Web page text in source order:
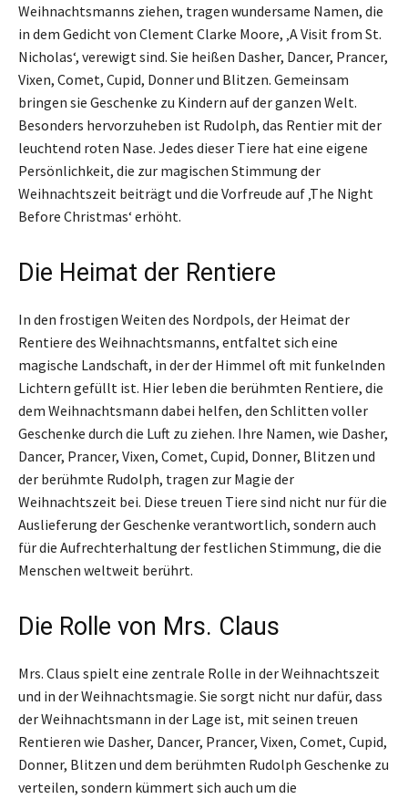
Weihnachtsmanns ziehen, tragen wundersame Namen, die
in dem Gedicht von Clement Clarke Moore, ‚A Visit from St.
Nicholas‘, verewigt sind. Sie heißen Dasher, Dancer, Prancer,
Vixen, Comet, Cupid, Donner und Blitzen. Gemeinsam
bringen sie Geschenke zu Kindern auf der ganzen Welt.
Besonders hervorzuheben ist Rudolph, das Rentier mit der
leuchtend roten Nase. Jedes dieser Tiere hat eine eigene
Persönlichkeit, die zur magischen Stimmung der
Weihnachtszeit beiträgt und die Vorfreude auf ‚The Night
Before Christmas‘ erhöht.
Die Heimat der Rentiere
In den frostigen Weiten des Nordpols, der Heimat der
Rentiere des Weihnachtsmanns, entfaltet sich eine
magische Landschaft, in der der Himmel oft mit funkelnden
Lichtern gefüllt ist. Hier leben die berühmten Rentiere, die
dem Weihnachtsmann dabei helfen, den Schlitten voller
Geschenke durch die Luft zu ziehen. Ihre Namen, wie Dasher,
Dancer, Prancer, Vixen, Comet, Cupid, Donner, Blitzen und
der berühmte Rudolph, tragen zur Magie der
Weihnachtszeit bei. Diese treuen Tiere sind nicht nur für die
Auslieferung der Geschenke verantwortlich, sondern auch
für die Aufrechterhaltung der festlichen Stimmung, die die
Menschen weltweit berührt.
Die Rolle von Mrs. Claus
Mrs. Claus spielt eine zentrale Rolle in der Weihnachtszeit
und in der Weihnachtsmagie. Sie sorgt nicht nur dafür, dass
der Weihnachtsmann in der Lage ist, mit seinen treuen
Rentieren wie Dasher, Dancer, Prancer, Vixen, Comet, Cupid,
Donner, Blitzen und dem berühmten Rudolph Geschenke zu
verteilen, sondern kümmert sich auch um die